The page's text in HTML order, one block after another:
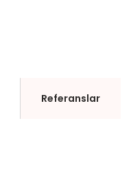
Referanslar